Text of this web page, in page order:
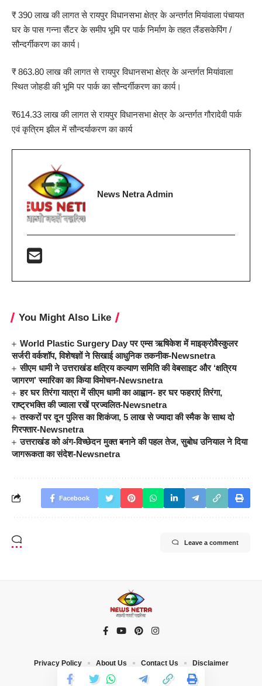
₹ 390 लाख की लागत से रायपुर विधानसभा क्षेत्र के अन्तर्गत मियांवाला पंचायत
घर के पास गन्ना सैंटर के समीप भूमि पर पार्क निर्माण के तहत लैंडसकेपिंग /
सौन्दर्गीकरण का कार्य।
₹ 863.80 लाख की लागत से रायपुर विधानसभा क्षेत्र के अन्तर्गत मियांवाला
स्थित जोहडी की भूमि पर पार्क का सौन्दर्गीकरण का कार्य।
₹614.33 लाख की लागत से रायपुर विधानसभा क्षेत्र के अन्तर्गत गौरादेवी पार्क
एवं कृत्रिम झील में सौन्दर्याकरण का कार्य
News Netra Admin
You Might Also Like
World Plastic Surgery Day पर एम्स ऋषिकेश में माइक्रोवैस्कुलर
सर्जरी वर्कशॉप, विशेषज्ञों ने सिखाई आधुनिक तकनीक-Newsnetra
सीएम धामी ने उत्तराखंड क्षत्रिय कल्याण समिति की वेबसाइट और ‘क्षत्रिय
जागरण’ स्मारिका का किया विमोचन-Newsnetra
हर घर तिरंगा यात्रा में सीएम धामी का आह्वान- हर घर फहराएं तिरंगा,
राष्ट्रभक्ति की ज्वाला रखें प्रज्वलित-Newsnetra
तस्करों पर दून पुलिस का शिकंजा, 5 लाख से ज्यादा की स्मैक के साथ दो
गिरफ्तार-Newsnetra
उत्तराखंड को अंग-विच्छेदन मुक्त बनाने की पहल तेज, सुबोध उनियाल ने दिया
जागरूकता का संदेश-Newsnetra
Facebook
Leave a comment
© 2023 News Netra. All Rights Reserved |
Privacy Policy About Us Contact Us Disclaimer